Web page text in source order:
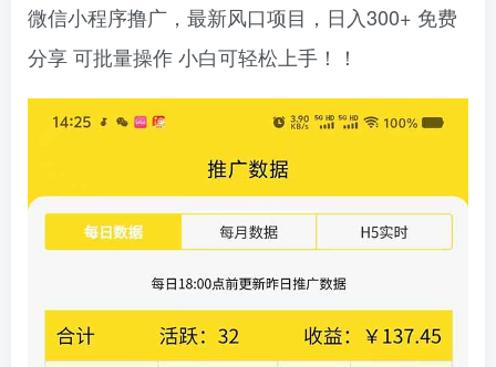
微信小程序撸广，最新风口项目，日入300+ 免费
分享 可批量操作 小白可轻松上手！！